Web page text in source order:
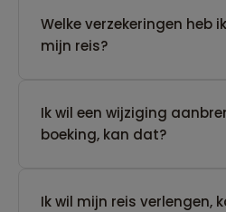
Welke verzekeringen heb
mijn reis?
Ik wil een wijziging
boeking, kan dat?
Ik wil mijn reis verlengen,